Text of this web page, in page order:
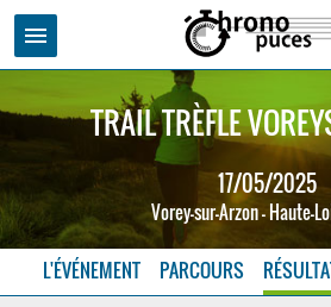
menu
TRAIL TRÈFLE
17/05/2025
Vorey-sur-Arzon - Haute-
L'ÉVÉNEMENT PARCOURS